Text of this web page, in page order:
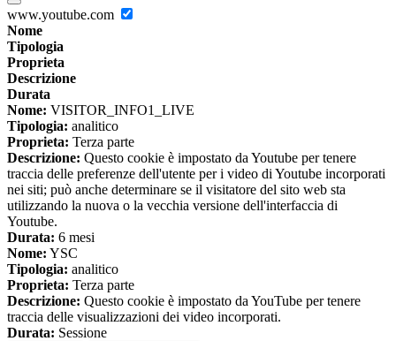
www.youtube.com
Nome
Tipologia
Proprieta
Descrizione
Durata
Nome: VISITOR_INFO1_LIVE
Tipologia: analitico
Proprieta: Terza parte
Descrizione: Questo cookie è impostato da Youtube per tenere
traccia delle preferenze dell'utente per i video di Youtube incorporati
nei siti; può anche determinare se il visitatore del sito web sta
utilizzando la nuova o la vecchia versione dell'interfaccia di
Youtube.
Durata: 6 mesi
Nome: YSC
Tipologia: analitico
Proprieta: Terza parte
Descrizione: Questo cookie è impostato da YouTube per tenere
traccia delle visualizzazioni dei video incorporati.
Durata: Sessione